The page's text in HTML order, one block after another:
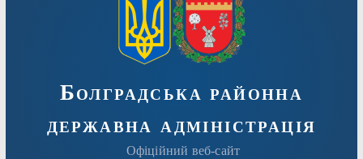
Болградська районна
державна адміністрація
Офіційний веб-сайт